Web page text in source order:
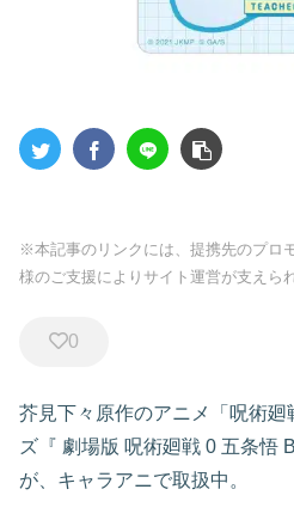
※本記事のリンクには、提携先のプロ
様のご支援によりサイト運営が支えら
0
芥見下々原作のアニメ「呪術
ズ『 劇場版 呪術廻戦 0 五条悟
が、キャラアニで取扱中。